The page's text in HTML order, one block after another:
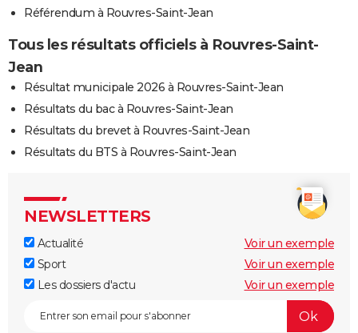
Référendum à Rouvres-Saint-Jean
Tous les résultats officiels à Rouvres-Saint-
Jean
Résultat municipale 2026 à Rouvres-Saint-Jean
Résultats du bac à Rouvres-Saint-Jean
Résultats du brevet à Rouvres-Saint-Jean
Résultats du BTS à Rouvres-Saint-Jean
NEWSLETTERS
Actualité
Voir un exemple
Sport
Voir un exemple
Les dossiers d'actu
Voir un exemple